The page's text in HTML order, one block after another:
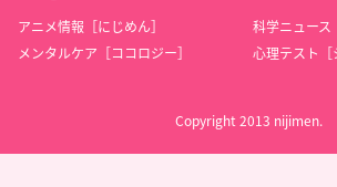
アニメ情報［にじめん］
科学ニュース
メンタルケア［ココロジー］
心理テスト［
Copyright 2013 nijimen.